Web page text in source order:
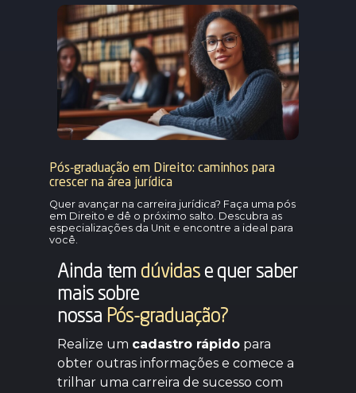
Pós-graduação em Direito: caminhos para
crescer na área jurídica
Quer avançar na carreira jurídica? Faça uma pós
em Direito e dê o próximo salto. Descubra as
especializações da Unit e encontre a ideal para
você.
Ainda tem dúvidas e quer saber
mais sobre
nossa Pós-graduação?
Realize um cadastro rápido para
obter outras informações e comece a
trilhar uma carreira de sucesso com